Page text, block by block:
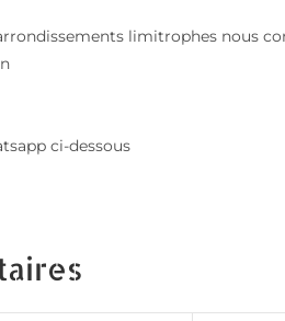
arrondissements limitrophes nous
ci-dessous